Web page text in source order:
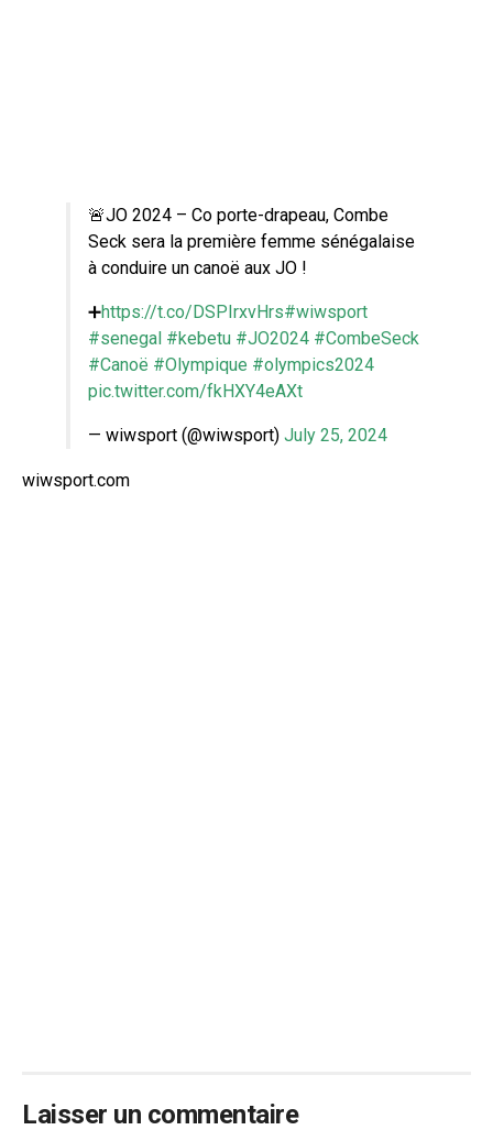
🚨JO 2024 – Co porte-drapeau, Combe
Seck sera la première femme sénégalaise
à conduire un canoë aux JO !
➕https://t.co/DSPIrxvHrs#wiwsport
#senegal #kebetu #JO2024 #CombeSeck
#Canoë #Olympique #olympics2024
pic.twitter.com/fkHXY4eAXt
— wiwsport (@wiwsport) July 25, 2024
wiwsport.com
Laisser un commentaire